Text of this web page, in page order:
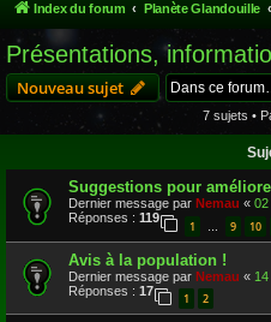
Index du forum Planète Glandouille
Présentations,
Nouveau sujet
7 sujets •
Suggestions pour
Dernier message par Nemau « 02
Réponses : 119
1 … 9 10
Avis à la population !
Dernier message par Nemau «
Réponses : 17
1 2